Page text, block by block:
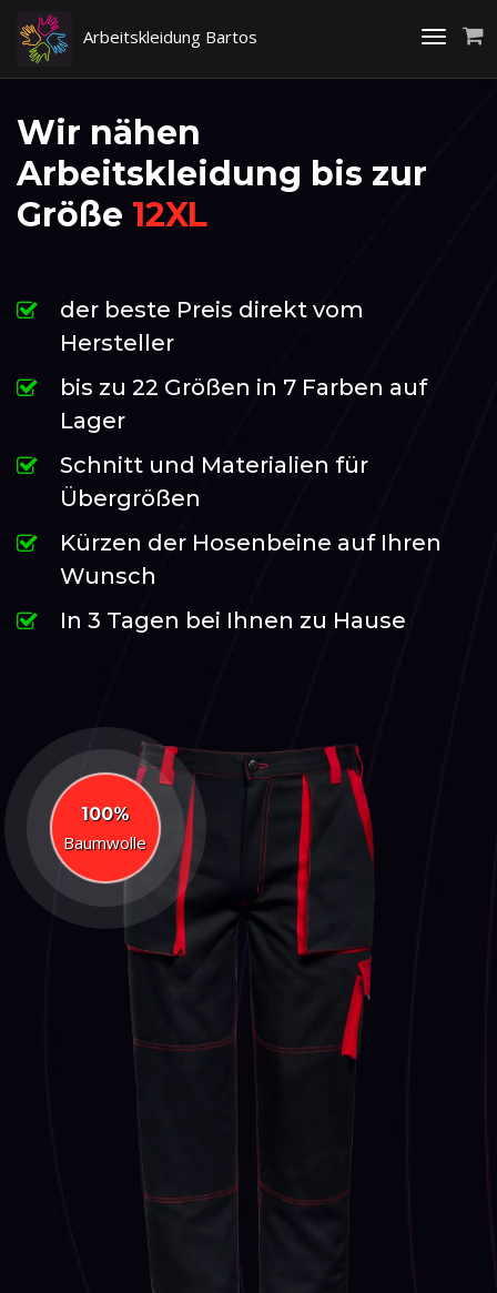
Toggle
Arbeitskleidung Bartos
Wir nähen
Arbeitskleidung bis zur
Größe 12XL
der beste Preis direkt vom
Hersteller
bis zu 22 Größen in 7 Farben auf
Lager
Schnitt und Materialien für
Übergrößen
Kürzen der Hosenbeine auf Ihren
Wunsch
In 3 Tagen bei Ihnen zu Hause
100%
Baumwolle